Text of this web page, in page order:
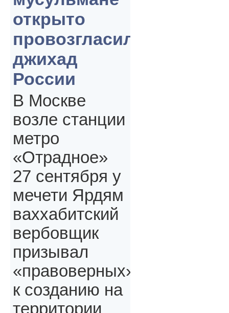
открыто
провозгласили
джихад
России
В Москве
возле станции
метро
«Отрадное»
27 сентября у
мечети Ярдям
ваххабитский
вербовщик
призывал
«правоверных»,
к созданию на
территории